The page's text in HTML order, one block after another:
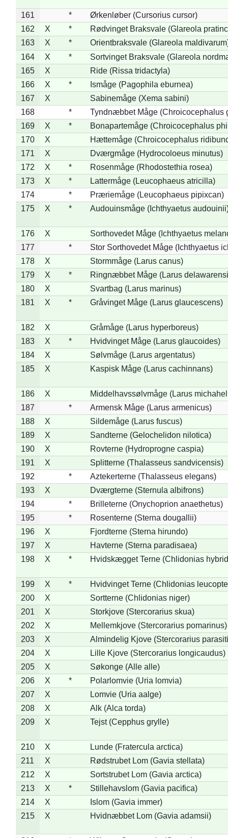
161 *
Ørkenløber (Cursorius cursor)
162
X *
Rødvinget Braksvale (Glareola
163
X *
Orientbraksvale (Glareola
164
X *
Sortvinget Braksvale (Glareola
165
X
Ride (Rissa tridactyla)
166
X *
Ismåge (Pagophila eburnea)
167
X
Sabinemåge (Xema sabini)
168
*
Tyndnæbbet Måge (Chroicocephalus
169
X *
Bonapartemåge (Chroicocephalus
170
X
Hættemåge (Chroicocephalus
171
X
Dværgmåge (Hydrocoloeus minutus)
172
X *
Rosenmåge (Rhodostethia rosea)
173
X *
Lattermåge (Leucophaeus atricilla)
174
*
Præriemåge (Leucophaeus pipixcan)
175
X * Audouinsmåge (Ichthyaetus
176 X
Sorthovedet Måge (Ichthyaetus
177
*
Stor Sorthovedet Måge (Ichthyaetus
178
X
Stormmåge (Larus canus)
179
X *
Ringnæbbet Måge (Larus
180
X
Svartbag (Larus marinus)
181
X * Gråvinget Måge (Larus glaucescens)
182 X
Gråmåge (Larus hyperboreus)
183
X *
Hvidvinget Måge (Larus glaucoides)
184
X
Sølvmåge (Larus argentatus)
185
X Kaspisk Måge (Larus cachinnans)
186 X
Middelhavssølvmåge (Larus
187
*
Armensk Måge (Larus armenicus)
188
X
Sildemåge (Larus fuscus)
189
X
Sandterne (Gelochelidon nilotica)
190
X
Rovterne (Hydroprogne caspia)
191
X
Splitterne (Thalasseus sandvicensis)
192
*
Aztekerterne (Thalasseus elegans)
193
X
Dværgterne (Sternula albifrons)
194
*
Brilleterne (Onychoprion anaethetus)
195
*
Rosenterne (Sterna dougallii)
196
X
Fjordterne (Sterna hirundo)
197
X
Havterne (Sterna paradisaea)
198
X * Hvidskægget Terne (Chlidonias
199 X *
Hvidvinget Terne (Chlidonias
200
X
Sortterne (Chlidonias niger)
201
X
Storkjove (Stercorarius skua)
202
X
Mellemkjove (Stercorarius pomarinus)
203
X
Almindelig Kjove (Stercorarius
204
X
Lille Kjove (Stercorarius longicaudus)
205
X
Søkonge (Alle alle)
206
X *
Polarlomvie (Uria lomvia)
207
X
Lomvie (Uria aalge)
208
X
Alk (Alca torda)
209
X Tejst (Cepphus grylle)
210 X
Lunde (Fratercula arctica)
211
X
Rødstrubet Lom (Gavia stellata)
212
X
Sortstrubet Lom (Gavia arctica)
213
X *
Stillehavslom (Gavia pacifica)
214
X
Islom (Gavia immer)
215
X Hvidnæbbet Lom (Gavia adamsii)